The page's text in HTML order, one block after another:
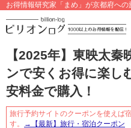
お得情報研究家「まめ」が京都府へ
【2025年】東映太
ンで安くお得に楽し
安料金で購入！
旅行予約サイトのクーポンを使えば
す。
→【最新】旅行・宿泊クーポン